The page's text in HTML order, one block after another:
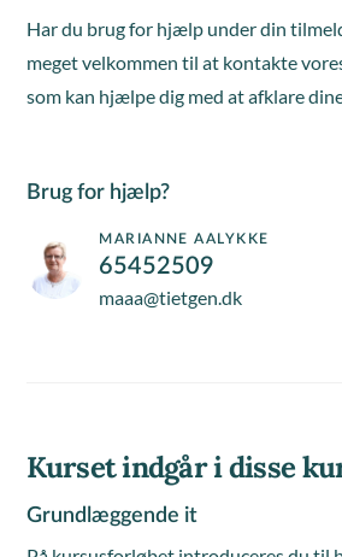
Har du brug for hjælp under din
meget velkommen til at kontakte
som kan hjælpe dig med at afklare
Brug for hjælp?
MARIANNE AALYKKE
65452509
maaa@tietgen.dk
Kurset indgår i disse
Grundlæggende it